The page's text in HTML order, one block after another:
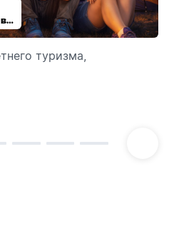
туризма,для мыла,
для брендирования.